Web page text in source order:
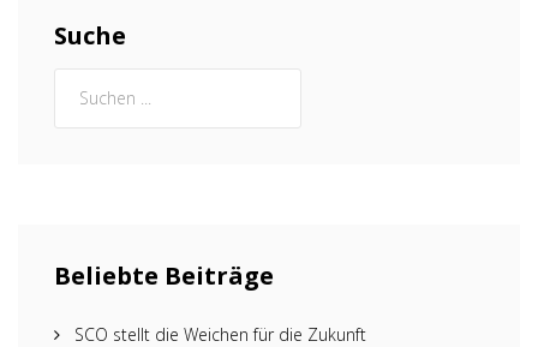
Suche
Beliebte Beiträge
SCO stellt die Weichen für die Zukunft